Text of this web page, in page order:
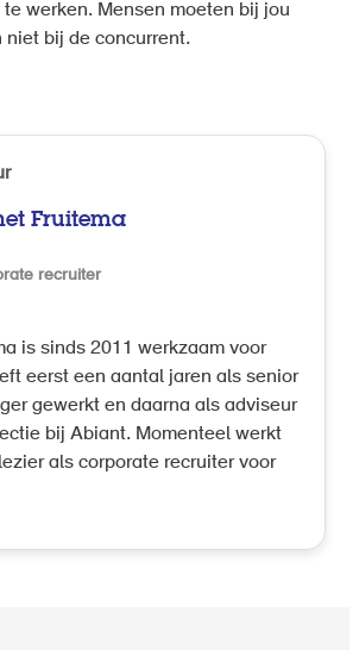
werken. Mensen moeten bij jou
niet bij de concurrent.
Fruitema
recruiter
is sinds 2011 werkzaam voor
eerst een aantal jaren als senior
gewerkt en daarna als adviseur
bij Abiant. Momenteel werkt
als corporate recruiter voor